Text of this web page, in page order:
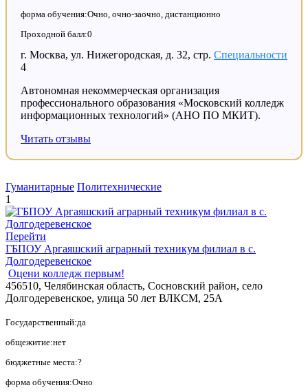
форма обучения:Очно, очно-заочно, дистанционно
Проходной балл:0
Специальности
г. Москва, ул. Нижегородская, д. 32, стр.
4
Автономная некоммерческая организация
профессионального образования «Московский колледж
информационных технологий» (АНО ПО МКИТ).
Читать отзывы
Гуманитарные Политехнические
1
Перейти
ГБПОУ Аргаяшский аграрный техникум филиал в с.
Долгодеревенское
Оцени колледж первым!
456510, Челябинская область, Сосновский район, село
Долгодеревенское, улица 50 лет ВЛКСМ, 25А
Государственный:да
общежитие:нет
бюджетные места:?
форма обучения:Очно